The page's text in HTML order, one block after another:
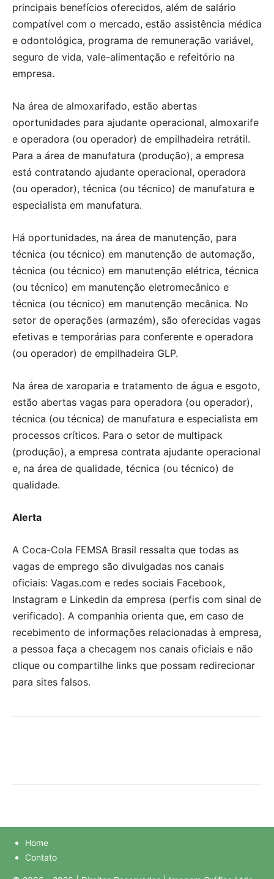
principais benefícios oferecidos, além de salário
compatível com o mercado, estão assistência médica
e odontológica, programa de remuneração variável,
seguro de vida, vale-alimentação e refeitório na
empresa.
Na área de almoxarifado, estão abertas
oportunidades para ajudante operacional, almoxarife
e operadora (ou operador) de empilhadeira retrátil.
Para a área de manufatura (produção), a empresa
está contratando ajudante operacional, operadora
(ou operador), técnica (ou técnico) de manufatura e
especialista em manufatura.
Há oportunidades, na área de manutenção, para
técnica (ou técnico) em manutenção de automação,
técnica (ou técnico) em manutenção elétrica, técnica
(ou técnico) em manutenção eletromecânico e
técnica (ou técnico) em manutenção mecânica. No
setor de operações (armazém), são oferecidas vagas
efetivas e temporárias para conferente e operadora
(ou operador) de empilhadeira GLP.
Na área de xaroparia e tratamento de água e esgoto,
estão abertas vagas para operadora (ou operador),
técnica (ou técnica) de manufatura e especialista em
processos críticos. Para o setor de multipack
(produção), a empresa contrata ajudante operacional
e, na área de qualidade, técnica (ou técnico) de
qualidade.
Alerta
A Coca-Cola FEMSA Brasil ressalta que todas as
vagas de emprego são divulgadas nos canais
oficiais: Vagas.com e redes sociais Facebook,
Instagram e Linkedin da empresa (perfis com sinal de
verificado). A companhia orienta que, em caso de
recebimento de informações relacionadas à empresa,
a pessoa faça a checagem nos canais oficiais e não
clique ou compartilhe links que possam redirecionar
para sites falsos.
Home
Contato